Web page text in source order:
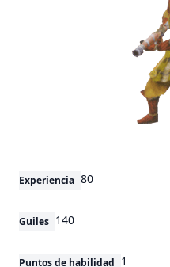
Experiencia 80
Guiles 140
Puntos de habilidad 1